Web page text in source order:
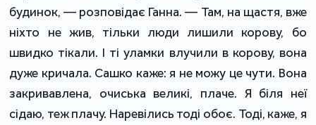
будинок, — розповідає Ганна. — Там, на щастя, вже
ніхто не жив, тільки люди лишили корову, бо
швидко тікали. І ті уламки влучили в корову, вона
дуже кричала. Сашко каже: я не можу це чути. Вона
закривавлена, очиська великі, плаче. Я біля неї
сідаю, теж плачу. Наревілись тоді обоє. Тоді, каже, я